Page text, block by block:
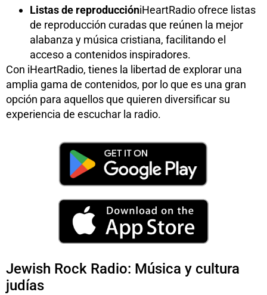
Listas de reproduccióniHeartRadio ofrece listas
de reproducción curadas que reúnen la mejor
alabanza y música cristiana, facilitando el
acceso a contenidos inspiradores.
Con iHeartRadio, tienes la libertad de explorar una
amplia gama de contenidos, por lo que es una gran
opción para aquellos que quieren diversificar su
experiencia de escuchar la radio.
Jewish Rock Radio: Música y cultura
judías